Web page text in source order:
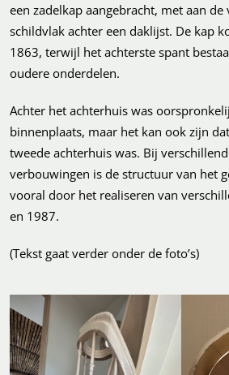
een zadelkap aangebracht, met aan de
schildvlak achter een daklijst. De kap
1863, terwijl het achterste spant
oudere onderdelen.
Achter het achterhuis was
binnenplaats, maar het kan ook zijn
tweede achterhuis was. Bij
verbouwingen is de structuur van het
vooral door het realiseren van
en 1987.
(Tekst gaat verder onder de foto’s)